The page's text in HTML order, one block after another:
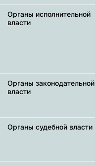
Органы исполнительной
власти
Органы законодательной
власти
Органы судебной власти